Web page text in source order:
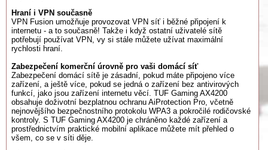
Hraní i VPN současně
VPN Fusion umožňuje provozovat VPN síť i běžné připojení k
internetu - a to současně! Takže i když ostatní uživatelé sítě
potřebují používat VPN, vy si stále můžete užívat maximální
rychlosti hraní.
Zabezpečení komerční úrovně pro vaši domácí síť
Zabezpečení domácí sítě je zásadní, pokud máte připojeno více
zařízení, a ještě více, pokud se jedná o zařízení bez antivirových
funkcí, jako jsou zařízení internetu věcí. TUF Gaming AX4200
obsahuje doživotní bezplatnou ochranu AiProtection Pro, včetně
nejnovějšího bezpečnostního protokolu WPA3 a pokročilé rodičovské
kontroly. S TUF Gaming AX4200 je chráněno každé zařízení a
prostřednictvím praktické mobilní aplikace můžete mít přehled o
všem, co se v síti děje.